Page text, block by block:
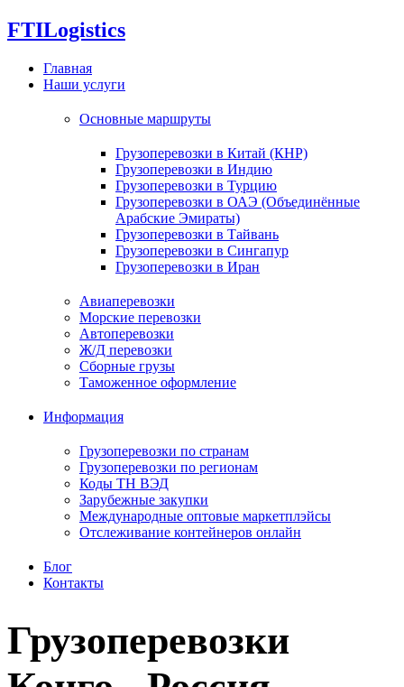
FTILogistics
Главная
Наши услуги
Основные маршруты
Грузоперевозки в Китай (КНР)
Грузоперевозки в Индию
Грузоперевозки в Турцию
Грузоперевозки в ОАЭ (Объединённые
Арабские Эмираты)
Грузоперевозки в Тайвань
Грузоперевозки в Сингапур
Грузоперевозки в Иран
Авиаперевозки
Морские перевозки
Автоперевозки
Ж/Д перевозки
Сборные грузы
Таможенное оформление
Информация
Грузоперевозки по странам
Грузоперевозки по регионам
Коды ТН ВЭД
Зарубежные закупки
Международные оптовые маркетплэйсы
Отслеживание контейнеров онлайн
Блог
Контакты
Грузоперевозки